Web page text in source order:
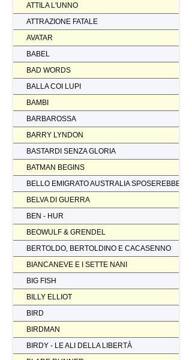
ATTILA L'UNNO
ATTRAZIONE FATALE
AVATAR
BABEL
BAD WORDS
BALLA COI LUPI
BAMBI
BARBAROSSA
BARRY LYNDON
BASTARDI SENZA GLORIA
BATMAN BEGINS
BELLO EMIGRATO AUSTRALIA SPOSEREBBE
BELVA DI GUERRA
BEN - HUR
BEOWULF & GRENDEL
BERTOLDO, BERTOLDINO E CACASENNO
BIANCANEVE E I SETTE NANI
BIG FISH
BILLY ELLIOT
BIRD
BIRDMAN
BIRDY - LE ALI DELLA LIBERTÀ